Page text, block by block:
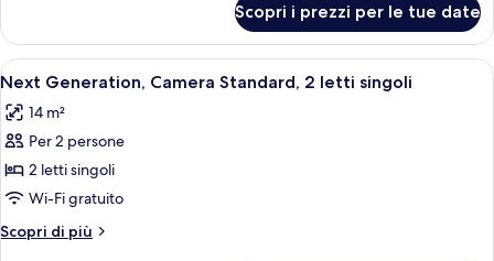
1
letto
matrimoniale
Generation,
Camera
Standard,
letto
matrimoniale
Scopri i prezzi per le tue date
Apri
tutte
le
foto
per
Next
Generation,
Camera
Una camera d'albergo moderna con
8
Next Generation, Camera Standard, 2 letti singoli
14 m²
Per 2 persone
2 letti singoli
Wi-Fi gratuito
Scopri di più
Altri